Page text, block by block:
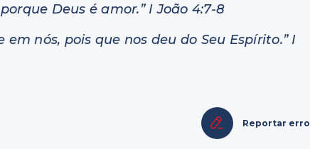
Deus é amor.” I João 4:7-8
nós, pois que nos deu do Seu Espírito.” I
Reportar erro